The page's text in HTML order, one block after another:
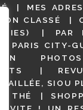
MES
NON CLASSÉ
PAR
PARIS CITY-
PHOTOS
SIOU
THÉ
VITE ! UN